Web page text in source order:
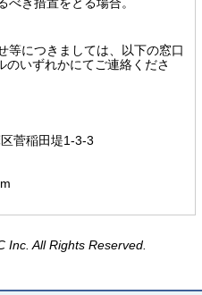
等につきましては、以下の窓口
のいずれかにてご連絡くださ
菅稲田堤1-3-3
Inc. All Rights Reserved.